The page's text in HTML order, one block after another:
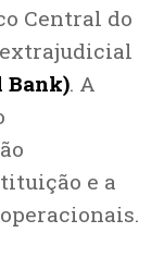
Central do
Bank). A
e a